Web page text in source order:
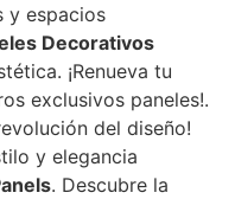
y espacios
Decorativos
¡Renueva tu
exclusivos paneles!.
del diseño!
y elegancia
. Descubre la